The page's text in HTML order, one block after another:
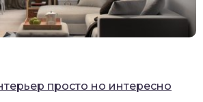
просто но интересно